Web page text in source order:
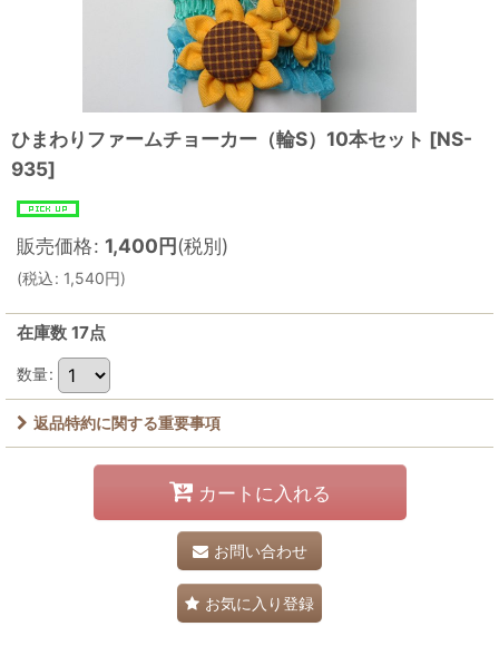
ひまわりファームチョーカー（輪S）10本セット [NS-
935]
販売価格: 1,400円(税別)
(税込: 1,540円)
在庫数 17点
数量:
返品特約に関する重要事項
カートに入れる
お問い合わせ
お気に入り登録